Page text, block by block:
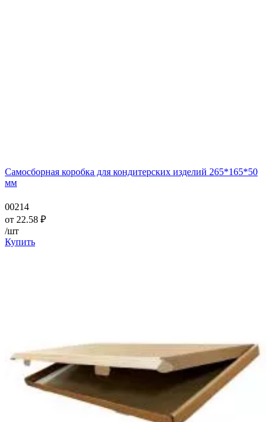
Самосборная коробка для кондитерских изделий 265*165*50
мм
00214
от 22.58 ₽
/шт
Купить